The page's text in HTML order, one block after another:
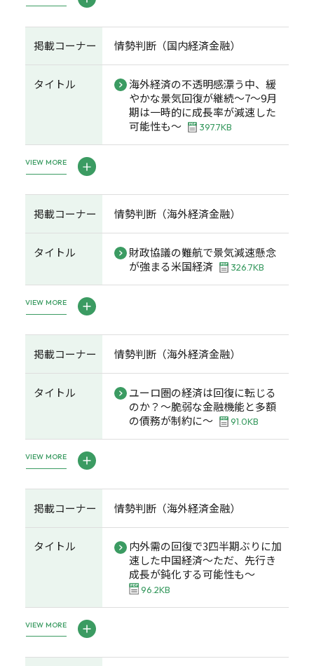
掲載コーナー 情勢判断（国内経済金融）
タイトル
海外経済の不透明感漂う中、緩
やかな景気回復が継続～7～9月
期は一時的に成長率が減速した
可能性も～
397.7KB
VIEW MORE
掲載コーナー 情勢判断（海外経済金融）
タイトル
財政協議の難航で景気減速懸念
が強まる米国経済
326.7KB
VIEW MORE
掲載コーナー 情勢判断（海外経済金融）
タイトル
ユーロ圏の経済は回復に転じる
のか？～脆弱な金融機能と多額
の債務が制約に～
91.0KB
VIEW MORE
掲載コーナー 情勢判断（海外経済金融）
タイトル
内外需の回復で3四半期ぶりに加
速した中国経済～ただ、先行き
成長が鈍化する可能性も～
96.2KB
VIEW MORE